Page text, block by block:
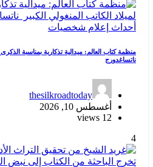
أحداث إعلام شخصيات
ناتساغدورج
thesilkroadtoday
أغسطس 10, 2026
12 views
4